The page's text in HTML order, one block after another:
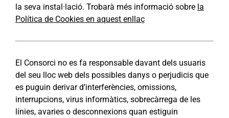
la seva instal·lació. Trobarà més informació sobre la
Política de Cookies en aquest enllaç
El Consorci no es fa responsable davant dels usuaris
del seu lloc web dels possibles danys o perjudicis que
es puguin derivar d’interferències, omissions,
interrupcions, virus informàtics, sobrecàrrega de les
línies, avaries o desconnexions quan estiguin